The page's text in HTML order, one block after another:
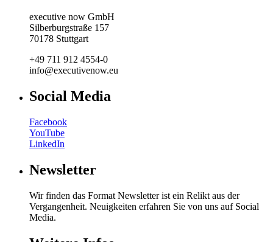
executive now GmbH
Silberburgstraße 157
70178 Stuttgart
+49 711 912 4554-0
info@executivenow.eu
Social Media
Facebook
YouTube
LinkedIn
Newsletter
Wir finden das Format Newsletter ist ein Relikt aus der
Vergangenheit. Neuigkeiten erfahren Sie von uns auf Social
Media.